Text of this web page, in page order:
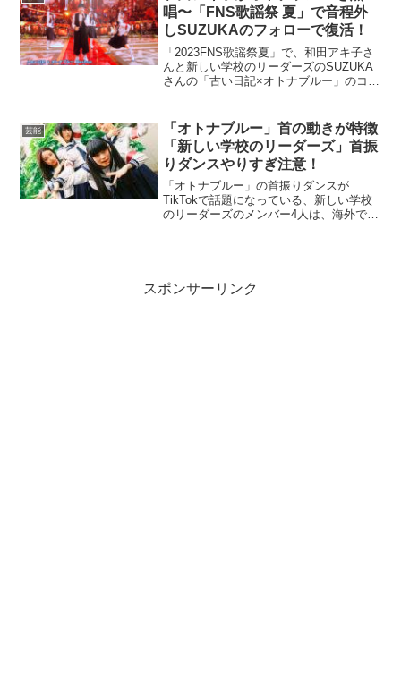
村山輝星が1位...
唱〜「FNS歌謡祭 夏」で音程外
しSUZUKAのフォローで復活！
「2023FNS歌謡祭夏」で、和田アキ子さ
んと新しい学校のリーダーズのSUZUKA
さんの「古い日記×オトナブルー」のコラ
さんがフォローしたことで復活しまし
た。このこ...
芸能
「オトナブルー」首の動きが特徴
「新しい学校のリーダーズ」首振
りダンスやりすぎ注意！
「オトナブルー」の首振りダンスが
TikTokで話題になっている、新しい学校
のリーダーズのメンバー4人は、海外でも
スポンサーリンク